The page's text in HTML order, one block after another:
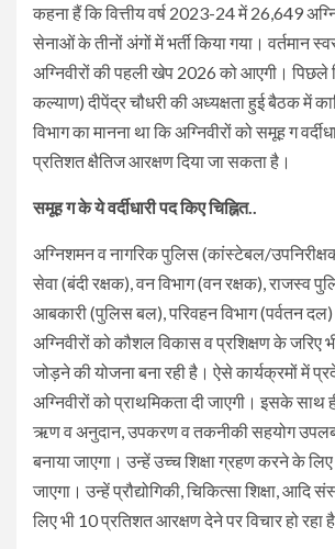
कहना हैं कि वित्तीय वर्ष 2023-24 में 26,649
सेनाओं के तीनों अंगों में भर्ती किया गया। वर्तमान
अग्निवीरों की पहली खेप 2026 को आएगी। पिछले
कल्याण) दीपेंद्र चौधरी की अध्यक्षता हुई बैठक में
विभाग का मानना था कि अग्निवीरों को समूह ग
प्रतिशत क्षैतिज आरक्षण दिया जा सकता है।
समूह ग के ये वर्दीधारी पद किए चिह्नित..
अग्निशमन व नागरिक पुलिस (कांस्टेबल/
सेवा (बंदी रक्षक), वन विभाग (वन रक्षक), राजस्व
आबकारी (पुलिस बल), परिवहन विभाग (पर्वतन
अग्निवीरों को कौशल विकास व प्रशिक्षण के जरिए
जोड़ने की योजना बना रही है। ऐसे कार्यक्रमों में
अग्निवीरों को प्राथमिकता दी जाएगी। इसके साथ
ऋण व अनुदान, उपकरण व तकनीकी सहयोग
बनाया जाएगा। उन्हें उच्च शिक्षा ग्रहण करने के लिए
जाएगा। उन्हें प्रौद्योगिकी, चिकित्सा शिक्षा, आदि
लिए भी 10 प्रतिशत आरक्षण देने पर विचार हो रहा